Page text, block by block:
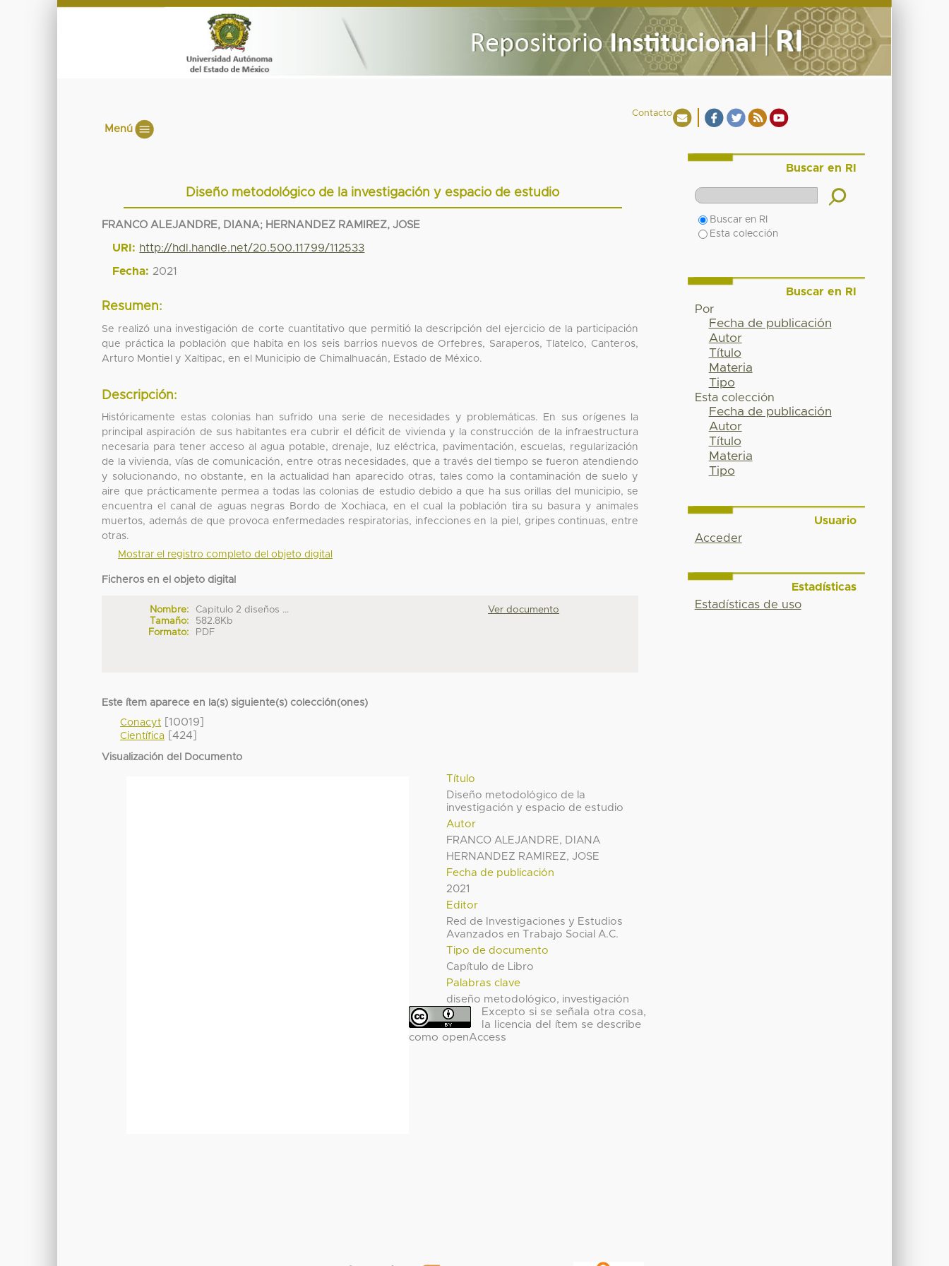
Contacto
Menú
Diseño metodológico de la investigación y espacio de estudio
FRANCO ALEJANDRE, DIANA; HERNANDEZ RAMIREZ, JOSE
URI: http://hdl.handle.net/20.500.11799/112533
Fecha: 2021
Resumen:
Se realizó una investigación de corte cuantitativo que permitió la descripción del ejercicio de la participación
que práctica la población que habita en los seis barrios nuevos de Orfebres, Saraperos, Tlatelco, Canteros,
Arturo Montiel y Xaltipac, en el Municipio de Chimalhuacán, Estado de México.
Descripción:
Históricamente estas colonias han sufrido una serie de necesidades y problemáticas. En sus orígenes la
principal aspiración de sus habitantes era cubrir el déficit de vivienda y la construcción de la infraestructura
necesaria para tener acceso al agua potable, drenaje, luz eléctrica, pavimentación, escuelas, regularización
de la vivienda, vías de comunicación, entre otras necesidades, que a través del tiempo se fueron atendiendo
y solucionando, no obstante, en la actualidad han aparecido otras, tales como la contaminación de suelo y
aire que prácticamente permea a todas las colonias de estudio debido a que ha sus orillas del municipio, se
encuentra el canal de aguas negras Bordo de Xochiaca, en el cual la población tira su basura y animales
muertos, además de que provoca enfermedades respiratorias, infecciones en la piel, gripes continuas, entre
otras.
Mostrar el registro completo del objeto digital
Ficheros en el objeto digital
Nombre:
Capitulo 2 diseños ...
Tamaño:
582.8Kb
Formato:
PDF
Ver documento
Este ítem aparece en la(s) siguiente(s) colección(ones)
Conacyt [10019]
Científica [424]
Visualización del Documento
Título
Diseño metodológico de la
investigación y espacio de estudio
Autor
FRANCO ALEJANDRE, DIANA
HERNANDEZ RAMIREZ, JOSE
Fecha de publicación
2021
Editor
Red de Investigaciones y Estudios
Avanzados en Trabajo Social A.C.
Tipo de documento
Capítulo de Libro
Palabras clave
diseño metodológico, investigación
Excepto si se señala otra cosa,
la licencia del ítem se describe
como openAccess
Buscar en RI
Buscar en RI
Esta colección
Buscar en RI
Por
Fecha de publicación
Autor
Título
Materia
Tipo
Esta colección
Fecha de publicación
Autor
Título
Materia
Tipo
Usuario
Acceder
Estadísticas
Estadísticas de uso